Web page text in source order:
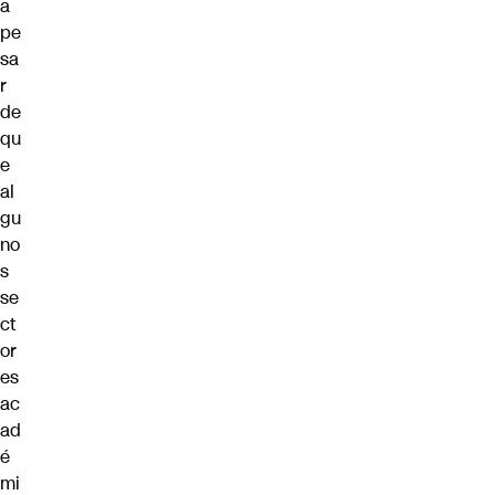
a
pe
sa
r
de
qu
e
al
gu
no
s
se
ct
or
es
ac
ad
é
mi